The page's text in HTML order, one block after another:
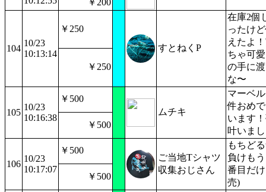
￥200
104
10/23
10:13:14
￥250
すとねくP
在庫2個
ったけ
えたよ
ちゃ可
の手に
な〜
￥250
105
10/23
10:16:38
￥500
ムチキ
マーベ
件おめ
います
叶いま
￥500
106
10/23
10:17:07
￥500
ご当地Tシャツ
収集おじさん
もちど
負けも
番目だ
売)
￥500